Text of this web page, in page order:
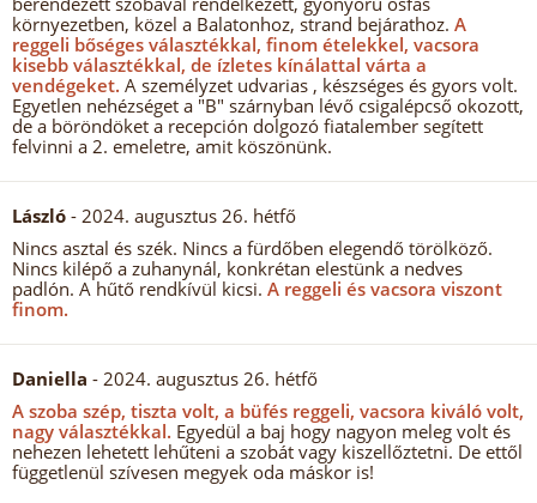
környezetben, közel a Balatonhoz, strand bejárathoz. A
reggeli bőséges választékkal, finom ételekkel, vacsora
kisebb választékkal, de ízletes kínálattal várta a
vendégeket. A személyzet udvarias , készséges és gyors volt.
Egyetlen nehézséget a "B" szárnyban lévő csigalépcső okozott,
de a böröndöket a recepción dolgozó fiatalember segített
felvinni a 2. emeletre, amit köszönünk.
László - 2024. augusztus 26. hétfő
Nincs asztal és szék. Nincs a fürdőben elegendő törölköző.
Nincs kilépő a zuhanynál, konkrétan elestünk a nedves
padlón. A hűtő rendkívül kicsi. A reggeli és vacsora viszont
finom.
Daniella - 2024. augusztus 26. hétfő
A szoba szép, tiszta volt, a büfés reggeli, vacsora kiváló volt,
nagy választékkal. Egyedül a baj hogy nagyon meleg volt és
nehezen lehetett lehűteni a szobát vagy kiszellőztetni. De ettől
függetlenül szívesen megyek oda máskor is!